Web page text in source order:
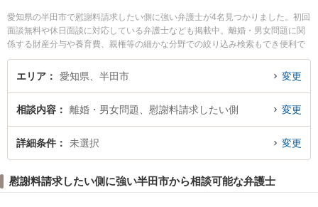
愛知県の半田市で慰謝料請求したい側に強い弁護士が4名見つかりました。初回
面談無料や休日面談に対応している弁護士なども掲載中。離婚・男女問題に関
係する財産分与や養育費、親権等の細かな分野での絞り込み検索もでき便利で
す。特に榊原顕太郎法律事務所の榊原 顕太郎弁護士や半田みなと法律事務所の
中島 康雄弁護士、半田知多総合法律事務所の平野 秀繁弁護士のプロフィール情
請求したい側のトラブル解決の実績豊富な近くの弁護士を検索したい』『初回
相談無料で慰謝料請求したい側を法律相談できる半田市内の弁護士に相談予約
したい』などでお困りの相談者さんにおすすめです。
エリア 愛知県、半田市 変更
相談内容 離婚・男女問題、慰謝料請求したい側 変更
詳細条件 未選択 変更
慰謝料請求したい側に強い半田市から相談可能な弁護士